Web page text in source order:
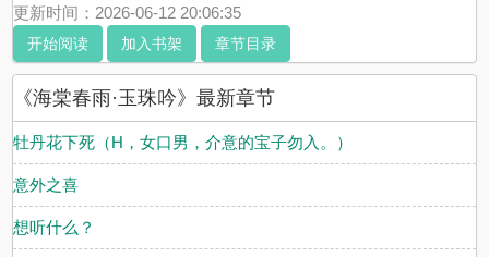
是一场雨打海棠的旖旎孽缘。 色欲当前，情劫难逃。 她究竟是他们
的玩物，还是最终翻云覆雨的那只素手？本文为古风情欲小说，一女
N男，但不虐女。能睡女主的都是有颜有身材，X能力超强的年轻高
富帅。 不年轻不帅不能干的，都吃不到女主的肉。故事情节尽量有
逻辑，但估计不多，毕竟大家都说肉文不需要逻辑。 ^_^会有强奸，
迷奸，囚禁，NP，SM，粗口等情节，不喜勿入。男有C有非C，喜
欢男全C的宝子们，请谨慎食用。本文全文免费，希望宝子们多投小
珍珠，多留言，多收藏来支持我。（比心~）
更新时间：2026-06-12 20:06:35
开始阅读 加入书架 章节目录
《海棠春雨·玉珠吟》最新章节
牡丹花下死（H，女口男，介意的宝子勿入。）
意外之喜
想听什么？